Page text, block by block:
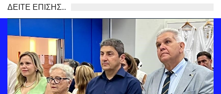
ΔΕΙΤΕ ΕΠΙΣΗΣ...